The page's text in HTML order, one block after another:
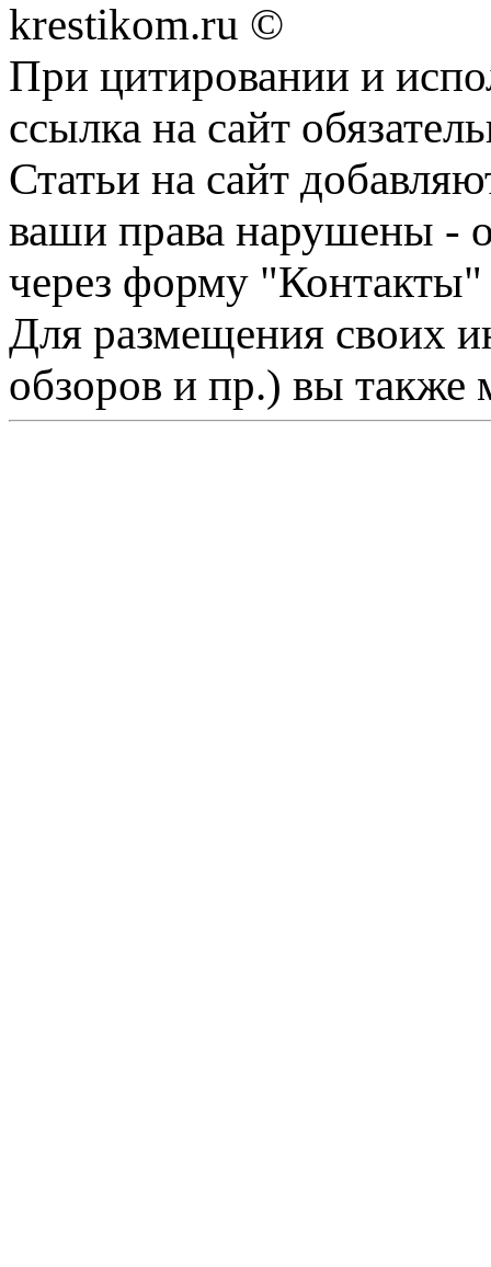
krestikom.ru ©
При цитировании и
ссылка на сайт
Статьи на сайт
ваши права нарушены -
через форму "Контакты"
Для размещения своих
обзоров и пр.) вы также